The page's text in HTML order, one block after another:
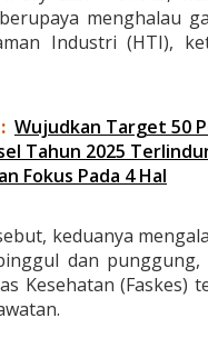
menghalau
Industri (HTI),
Wujudkan Target 50
Tahun 2025
Fokus Pada 4 Hal
keduanya
dan punggung,
Kesehatan (Faskes)